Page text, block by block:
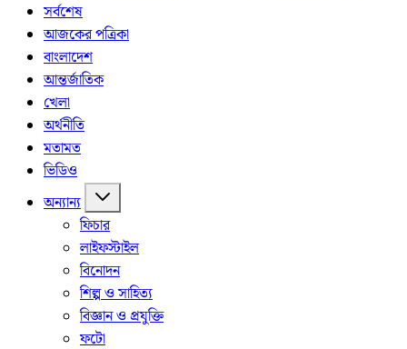
সর্বশেষ
আজকের পত্রিকা
বাংলাদেশ
আন্তর্জাতিক
খেলা
অর্থনীতি
মতামত
ভিডিও
অন্যান্য
ফিচার
লাইফস্টাইল
বিনোদন
শিল্প ও সাহিত্য
বিজ্ঞান ও প্রযুক্তি
ফটো